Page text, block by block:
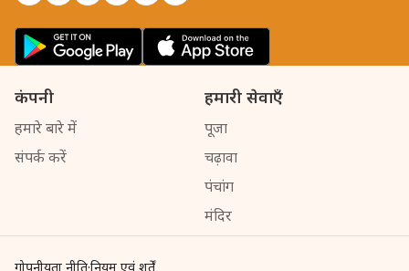
कंपनी
हमारे बारे में
संपर्क करें
हमारी सेवाएँ
पूजा
चढ़ावा
पंचांग
मंदिर
गोपनीयता नीति·नियम एवं शर्तें